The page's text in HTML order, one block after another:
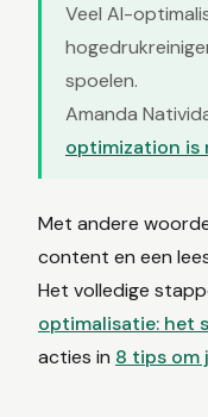
Veel AI-
spoelen.
Amanda
optimization is
Met andere
content en een
Het volledige
optimalisatie: het
acties in 8 tips om